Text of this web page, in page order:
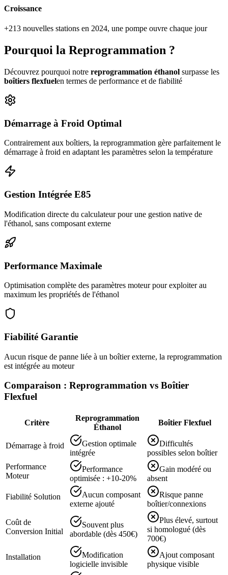
Croissance
+213 nouvelles stations en 2024, une pompe ouvre chaque jour
Pourquoi la Reprogrammation ?
Découvrez pourquoi notre reprogrammation éthanol surpasse les
boîtiers flexfuelen termes de performance et de fiabilité
Démarrage à Froid Optimal
Contrairement aux boîtiers, la reprogrammation gère parfaitement le
démarrage à froid en adaptant les paramètres selon la température
Gestion Intégrée E85
Modification directe du calculateur pour une gestion native de
l'éthanol, sans composant externe
Performance Maximale
Optimisation complète des paramètres moteur pour exploiter au
maximum les propriétés de l'éthanol
Fiabilité Garantie
Aucun risque de panne liée à un boîtier externe, la reprogrammation
est intégrée au moteur
Comparaison : Reprogrammation vs Boîtier
Flexfuel
Critère
Reprogrammation
Éthanol
Boîtier Flexfuel
Démarrage à froid
Gestion optimale
intégrée
Difficultés
possibles selon boîtier
Performance
Moteur
Performance
optimisée : +10-20%
Gain modéré ou
absent
Fiabilité Solution
Aucun composant
externe ajouté
Risque panne
boîtier/connexions
Coût de
Conversion Initial
Souvent plus
abordable (dès 450€)
Plus élevé, surtout
si homologué (dès
700€)
Installation
Modification
logicielle invisible
Ajout composant
physique visible